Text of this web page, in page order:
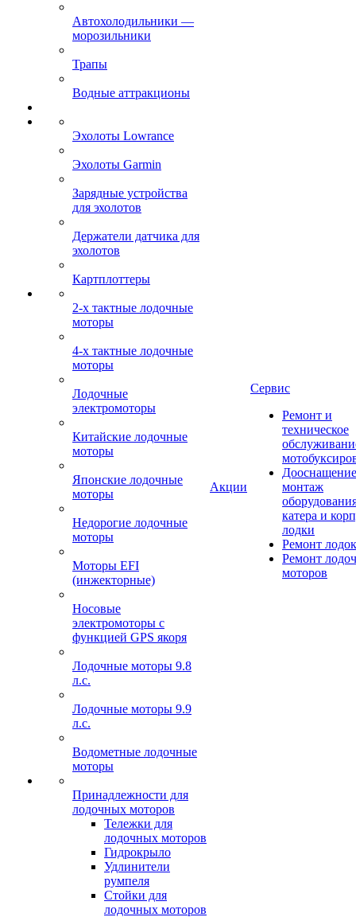
Автохолодильники —
морозильники
Трапы
Водные аттракционы
Эхолоты Lowrance
Эхолоты Garmin
Зарядные устройства
для эхолотов
Держатели датчика для
эхолотов
Картплоттеры
2-х тактные лодочные
моторы
4-х тактные лодочные
моторы
Лодочные
электромоторы
Китайские лодочные
моторы
Японские лодочные
моторы
Недорогие лодочные
моторы
Моторы EFI
(инжекторные)
Носовые
электромоторы с
функцией GPS якоря
Лодочные моторы 9.8
л.с.
Лодочные моторы 9.9
л.с.
Водометные лодочные
моторы
Принадлежности для
лодочных моторов
Тележки для
лодочных моторов
Гидрокрыло
Удлинители
румпеля
Стойки для
лодочных моторов
Акции
Сервис
Ремонт и
техническое
монтаж
катера и
лодки
Ремонт
Ремонт
моторов